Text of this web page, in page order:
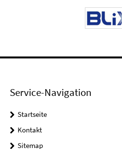
Service-Navigation
Startseite
Kontakt
Sitemap